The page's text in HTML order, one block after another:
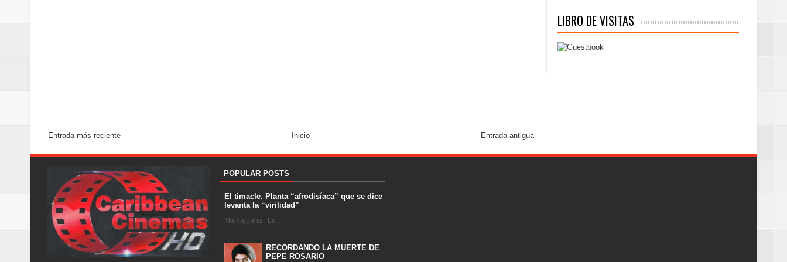
Entrada más reciente Entrada antigua
Inicio
LIBRO DE VISITAS
POPULAR POSTS
El timacle. Planta “afrodisíaca” que se dice
levanta la “virilidad”
Mamajuana . La ...
RECORDANDO LA MUERTE DE
PEPE ROSARIO